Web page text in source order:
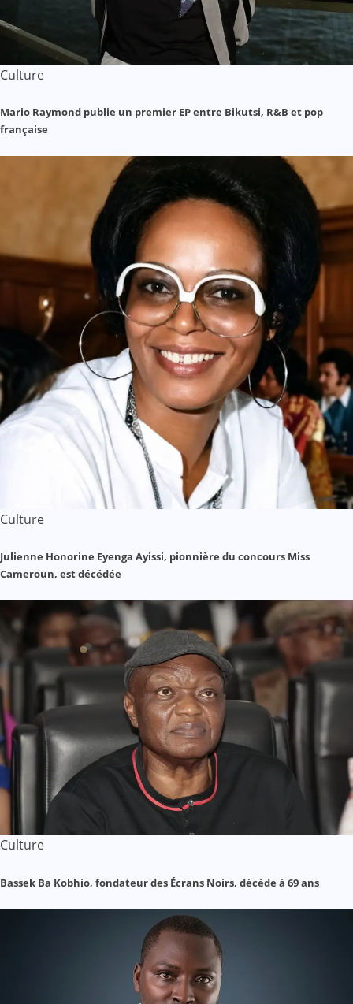
Culture
Mario Raymond publie un premier EP entre Bikutsi, R&B et pop
française
Culture
Julienne Honorine Eyenga Ayissi, pionnière du concours Miss
Cameroun, est décédée
Culture
Bassek Ba Kobhio, fondateur des Écrans Noirs, décède à 69 ans